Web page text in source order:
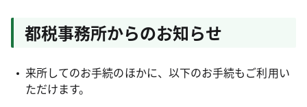
都税事務所からのお知らせ
来所してのお手続のほかに、以下のお手続もご利用い
ただけます。